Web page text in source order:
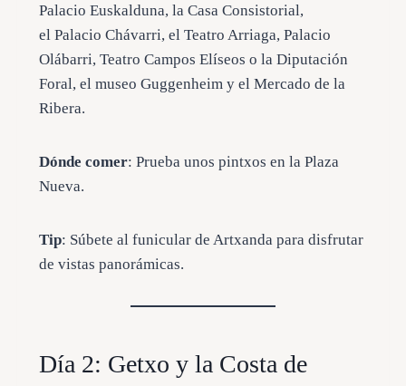
Palacio Euskalduna, la Casa Consistorial,
el Palacio Chávarri, el Teatro Arriaga, Palacio
Olábarri, Teatro Campos Elíseos o la Diputación
Foral, el museo Guggenheim y el Mercado de la
Ribera.
Dónde comer: Prueba unos pintxos en la Plaza
Nueva.
Tip: Súbete al funicular de Artxanda para disfrutar
de vistas panorámicas.
Día 2: Getxo y la Costa de